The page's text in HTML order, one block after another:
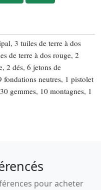
3 tuiles de terre à dos
de terre à dos rouge, 2
2 dés, 6 jetons de
neutres, 1 pistolet
gemmes, 10 montagnes, 1
pour acheter